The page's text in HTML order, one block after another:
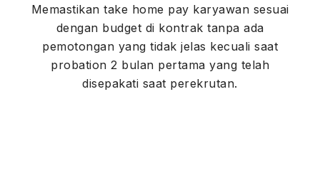
Memastikan take home pay karyawan sesuai
dengan budget di kontrak tanpa ada
pemotongan yang tidak jelas kecuali saat
probation 2 bulan pertama yang telah
disepakati saat perekrutan.